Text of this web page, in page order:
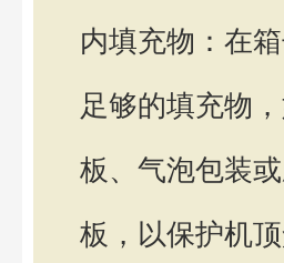
内填充物：在
足够的填充物
板、气泡包装
板，以保护机